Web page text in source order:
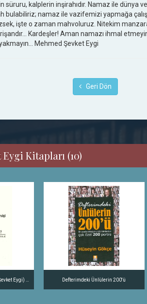
süruru, kalplerin inşirahıdır. Namaz ile dünya
namaz ile vazifemizi yapmağa
işte o zaman mahvoluruz. Nitekim
Kardeşler! Aman namazı ihmal
Mehmed Şevket Eygi
Geri Dön
Kitapları (10)
Defterimdeki Ünlülerin 200'ü